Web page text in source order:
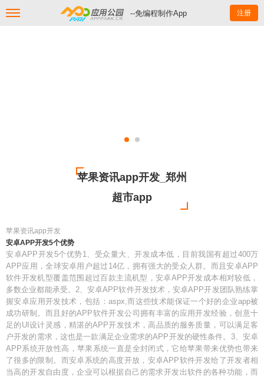
--免编程制作App 注册
苹果资讯app开发_郑州
超市app
苹果资讯app开发
安卓APP开发5个优势
安卓APP开发5个优势1、受众量大、开发成本低，目前我国有超过400万
APP应用，全球安卓用户超过14亿，拥有强大的受众人群。而且安卓APP
软件开发机型覆盖范围超过百款主流机型，安卓APP开发成本相对较低，
多数企业都能承受。2、安卓APP软件开发技术，安卓APP开发团队熟练掌
握安卓应用开发技术，包括：aspx,而这些技术能保证一个好的企业app被
成功研制。而且好的APP软件开发公司拥有丰富的应用开发经验，创意十
足的UI设计灵感，精湛的APP开发技术，高品质的服务质量，可以满足客
户开发的需求，这也是一款满足企业需求的APP开发的硬性条件。3、安卓
APP系统开放性高，苹果系统一直是全封闭式，它给苹果带来优势也带来
了很多的限制。而安卓系统的高度开放，安卓APP软件开发给了开发者相
当高的开发自由度，企业可以根据自己的需求开发出软件的各种功能，而